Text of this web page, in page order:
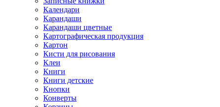
Календари
Карандаши
Карандаши цветные
Картографическая продукция
Картон
Кисти для рисования
Клеи
Книги
Книги детские
Кнопки
Конверты